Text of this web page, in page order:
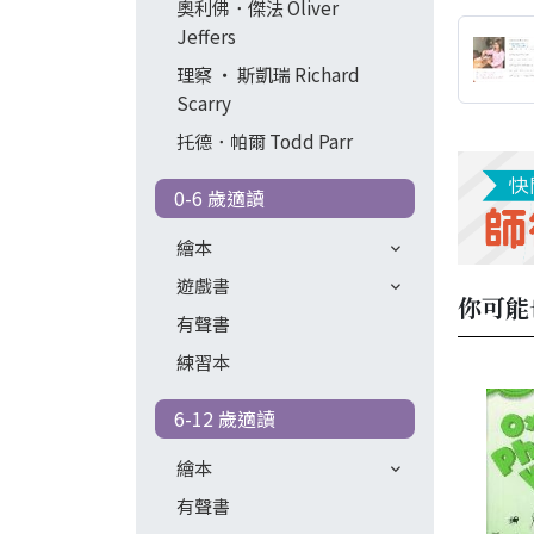
奧利佛．傑法 Oliver
Jeffers
理察 ‧ 斯凱瑞 Richard
Scarry
托德．帕爾 Todd Parr
0-6 歲適讀
繪本
遊戲書
有聲書
練習本
6-12 歲適讀
繪本
有聲書
你可